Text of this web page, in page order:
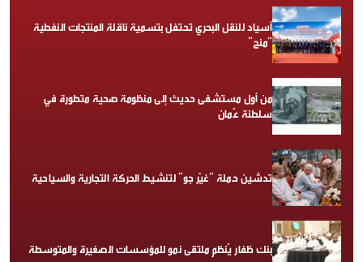
أسياد للنقل البحري تحتفل بتسمية ناقلة المنتجات النفطية
“منح”
من أول مستشفى حديث إلى منظومة صحية متطورة في
سلطنة عُمان
تدشين حملة “غيّر جو” لتنشيط الحركة التجارية والسياحية
بنك ظفار يُنظم ملتقى نمو للمؤسسات الصغيرة والمتوسطة